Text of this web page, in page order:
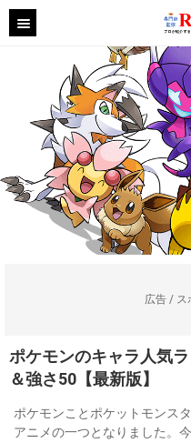
広告 / ス
ポケモンのキャラ人気
＆強さ50【最新版】
ポケモンことポケットモンス
アニメの一つとなりました。